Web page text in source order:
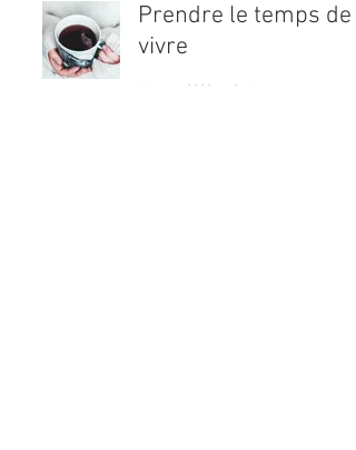
Prendre le temps de
vivre